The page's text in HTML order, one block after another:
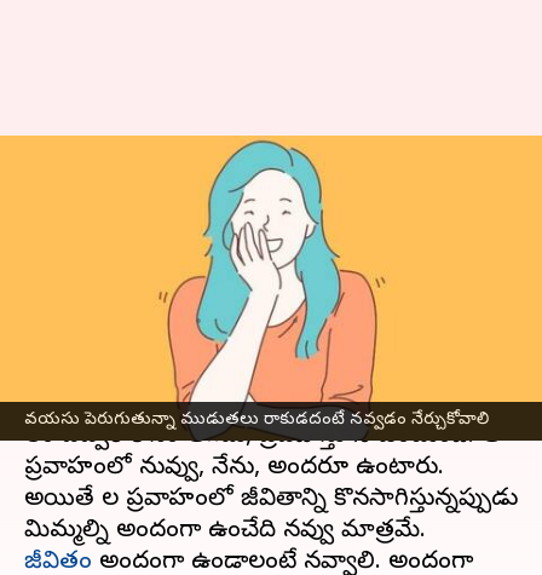
వయసు పెరుగుతున్నా ముడుతలు రాకుడదంటే నవ్వడం నేర్చుకోవాలి
ప్రేరణ: వయసు పెరుగుతున్నా
ముడుతలు రాకుండా చేసేది నవ్వు
మాత్రమే, నవ్వడం ఈరోజే స్టార్ట్
Jul 12, 2023 06:35 pm
కాలం ఎవ్వరి కోసం ఆగదు, ప్రవహిస్తూనే ఉంటుంది. ఆ
ప్రవాహంలో నువ్వు, నేను, అందరూ ఉంటారు.
అయితే కాల ప్రవాహంలో జీవితాన్ని కొనసాగిస్తున్నప్పుడు
జీవితం అందంగా ఉండాలంటే నవ్వాలి. అందంగా